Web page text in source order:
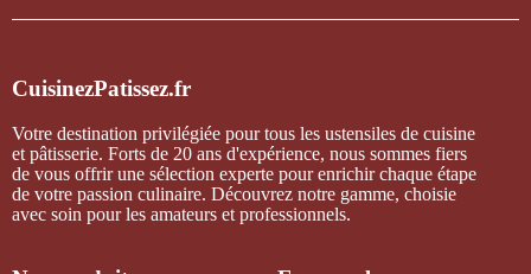
CuisinezPatissez.fr
Votre destination privilégiée pour tous les ustensiles de cuisine
et pâtisserie. Forts de 20 ans d'expérience, nous sommes fiers
de vous offrir une sélection experte pour enrichir chaque étape
de votre passion culinaire. Découvrez notre gamme, choisie
avec soin pour les amateurs et professionnels.